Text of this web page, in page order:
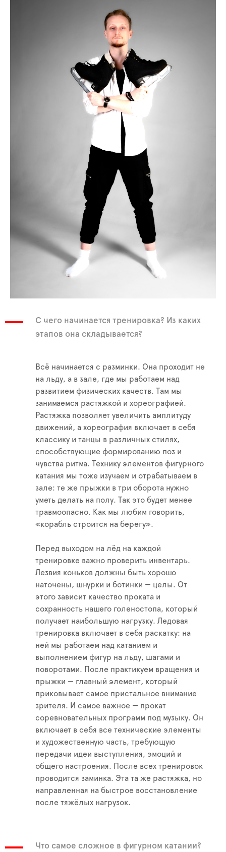
С чего начинается тренировка? Из каких
этапов она складывается?
Всё начинается с разминки. Она проходит не
на льду, а в зале, где мы работаем над
развитием физических качеств. Там мы
занимаемся растяжкой и хореографией.
Растяжка позволяет увеличить амплитуду
движений, а хореография включает в себя
классику и танцы в различных стилях,
способствующие формированию поз и
чувства ритма. Технику элементов фигурного
катания мы тоже изучаем и отрабатываем в
зале: те же прыжки в три оборота нужно
уметь делать на полу. Так это будет менее
травмоопасно. Как мы любим говорить,
«корабль строится на берегу».
Перед выходом на лёд на каждой
тренировке важно проверить инвентарь.
Лезвия коньков должны быть хорошо
наточены, шнурки и ботинки — целы. От
этого зависит качество проката и
сохранность нашего голеностопа, который
получает наибольшую нагрузку. Ледовая
тренировка включает в себя раскатку: на
ней мы работаем над катанием и
выполнением фигур на льду, шагами и
поворотами. После практикуем вращения и
прыжки — главный элемент, который
приковывает самое пристальное внимание
зрителя. И самое важное — прокат
соревновательных программ под музыку. Он
включает в себя все технические элементы
и художественную часть, требующую
передачи идеи выступления, эмоций и
общего настроения. После всех тренировок
проводится заминка. Эта та же растяжка, но
направленная на быстрое восстановление
после тяжёлых нагрузок.
Что самое сложное в фигурном катании?